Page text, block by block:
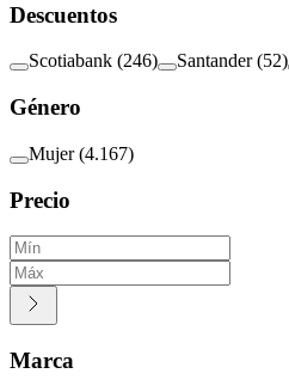
Descuentos
Scotiabank (246) Santander (52)
Género
Mujer (4.167)
Precio
Marca